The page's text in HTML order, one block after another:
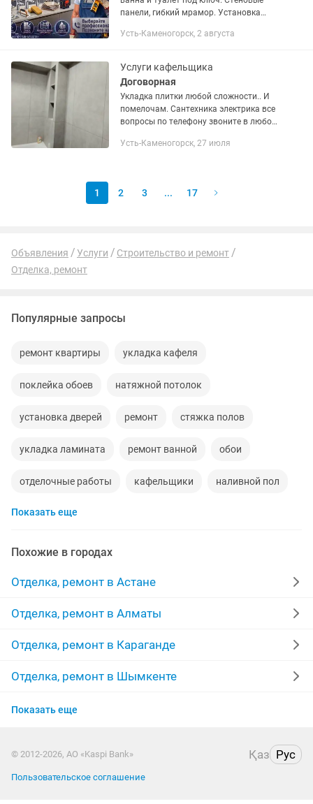
панели, гибкий мрамор. Установка
установка смесителей, счетчиков,
Усть-Каменогорск, 2 августа
Услуги кафельщика
Договорная
Укладка плитки любой сложности.. И
помелочам. Сантехника электрика все
вопросы по телефону звоните в любое
Усть-Каменогорск, 27 июля
1 2 3 ... 17
Объявления Услуги
Строительство и ремонт
Отделка, ремонт
Популярные запросы
ремонт квартиры укладка кафеля
поклейка обоев натяжной потолок
установка дверей ремонт стяжка полов
укладка ламината ремонт ванной обои
отделочные работы кафельщики наливной пол
косметический ремонт квартир
укладка левкас полы
плитка бригада строительство
межкомнатные двери линолеум
ремонт домов забор покраска стен
евро ремонт
Показать еще
Похожие в городах
Отделка, ремонт в Астане
Отделка, ремонт в Алматы
Отделка, ремонт в Караганде
Отделка, ремонт в Шымкенте
Отделка, ремонт в Актобе
Отделка, ремонт в Таразе
Показать еще
© 2012-2026, АО «Kaspi Bank» Қаз Рус
Пользовательское соглашение